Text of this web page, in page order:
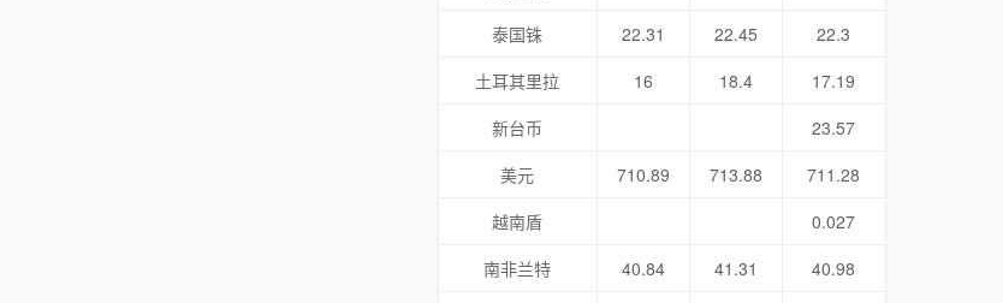
泰国铢
22.31 22.45
22.3
土耳其里拉
16 18.4
17.19
新台币
23.57
美元
710.89 713.88
711.28
越南盾
0.027
南非兰特
40.84 41.31 40.98